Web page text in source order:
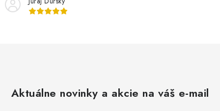
e
Aktuálne novinky a akcie na váš e-mail